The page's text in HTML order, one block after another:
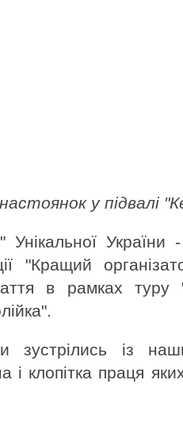
у підвалі
України
"Кращий
в рамках туру
зустрілись із
і клопітка праця